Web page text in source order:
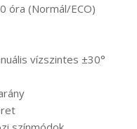
óra (Normál/ECO)
vízszintes ±30°